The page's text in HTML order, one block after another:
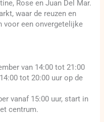
Rose en Juan Del Mar.
waar de reuzen en
voor een onvergetelijke
van 14:00 tot 21:00
tot 20:00 uur op de
vanaf 15:00 uur, start in
centrum.